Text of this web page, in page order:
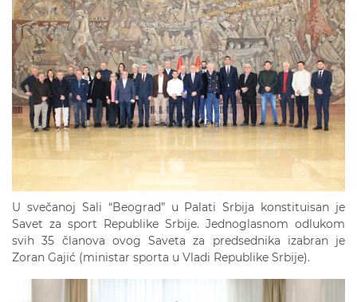
U svečanoj Sali “Beograd” u Palati Srbija konstituisan je
Savet za sport Republike Srbije. Jednoglasnom odlukom
svih 35 članova ovog Saveta za predsednika izabran je
Zoran Gajić (ministar sporta u Vladi Republike Srbije).